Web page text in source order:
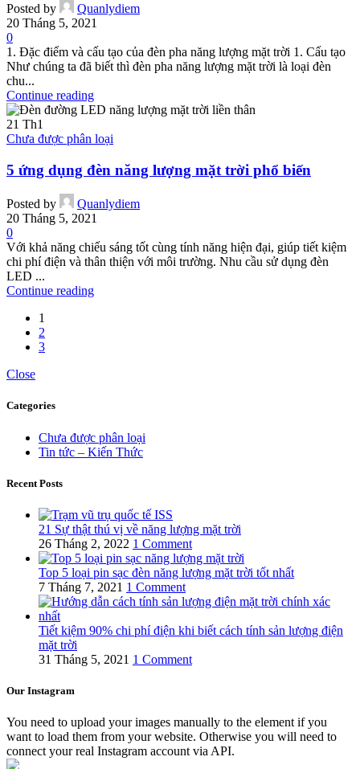
Posted by
Quanlydiem
20 Tháng 5, 2021
0
1. Đặc điểm và cấu tạo của đèn pha năng lượng mặt trời 1. Cấu tạo
Như chúng ta đã biết thì đèn pha năng lượng mặt trời là loại đèn
chu...
Continue reading
21 Th1
Chưa được phân loại
5 ứng dụng đèn năng lượng mặt trời phổ biến
Posted by
Quanlydiem
20 Tháng 5, 2021
0
Với khả năng chiếu sáng tốt cùng tính năng hiện đại, giúp tiết kiệm
chi phí điện và thân thiện với môi trường. Nhu cầu sử dụng đèn
LED ...
Continue reading
1
2
3
Close
Categories
Chưa được phân loại
Tin tức – Kiến Thức
Recent Posts
21 Sự thật thú vị về năng lượng mặt trời
26 Tháng 2, 2022 1 Comment
Top 5 loại pin sạc đèn năng lượng mặt trời tốt nhất
7 Tháng 7, 2021 1 Comment
Tiết kiệm 90% chi phí điện khi biết cách tính sản lượng điện
mặt trời
31 Tháng 5, 2021 1 Comment
Our Instagram
You need to upload your images manually to the element if you
want to load them from your website. Otherwise you will need to
connect your real Instagram account via API.